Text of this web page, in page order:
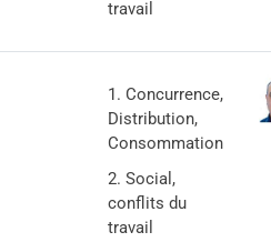
travail
Concurrence,
Distribution,
Consommation
Social,
conflits du
travail